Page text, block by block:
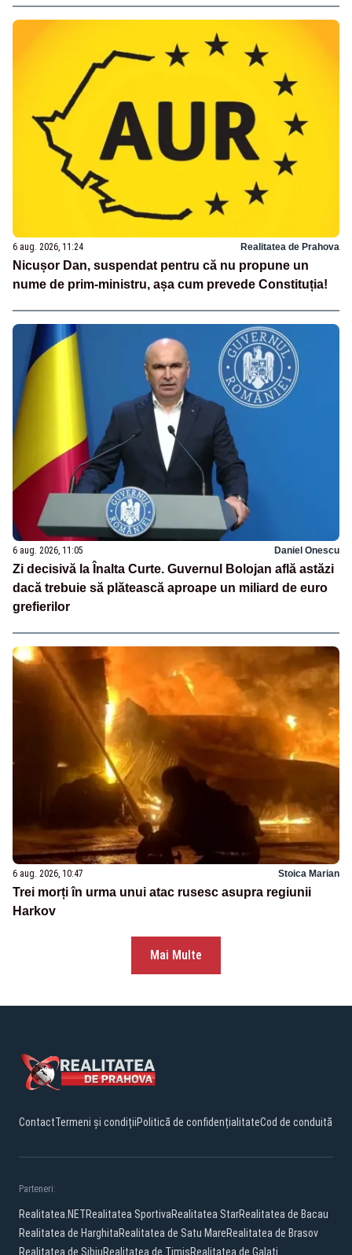
6 aug. 2026, 11:24 Realitatea de Prahova
Nicușor Dan, suspendat pentru că nu propune un
nume de prim-ministru, așa cum prevede Constituția!
6 aug. 2026, 11:05 Daniel Onescu
Zi decisivă la Înalta Curte. Guvernul Bolojan află astăzi
dacă trebuie să plătească aproape un miliard de euro
grefierilor
6 aug. 2026, 10:47 Stoica Marian
Trei morți în urma unui atac rusesc asupra regiunii
Harkov
Mai Multe
ContactTermeni și condițiiPolitică de confidențialitateCod de conduită
Parteneri:
Realitatea.NETRealitatea SportivaRealitatea StarRealitatea de Bacau
Realitatea de HarghitaRealitatea de Satu MareRealitatea de Brasov
Realitatea de SibiuRealitatea de TimisRealitatea de Galati